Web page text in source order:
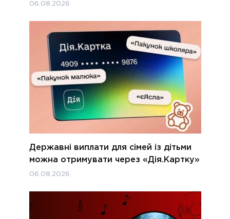
06.08.2026
Державні виплати для сімей із дітьми
можна отримувати через «Дія.Картку»
06.08.2026